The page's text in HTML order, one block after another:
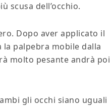
scusa dell’occhio.
Dopo aver applicato il
palpebra mobile dalla
molto pesante andrà poi
gli occhi siano uguali